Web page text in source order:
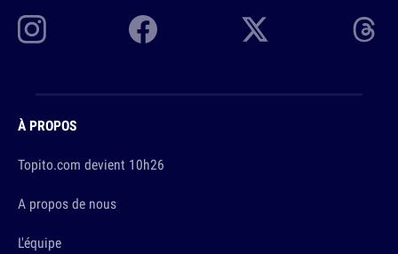
À PROPOS
Topito.com devient 10h26
A propos de nous
L'équipe